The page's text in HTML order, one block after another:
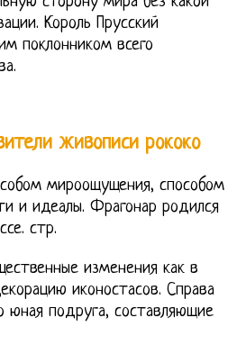
Король Прусский
поклонником всего
живописи рококо
мироощущения, способом
и идеалы. Фрагонар родился
стр.
изменения как в
иконостасов. Справа
юная подруга, составляющие